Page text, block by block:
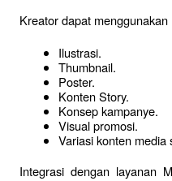
Kreator dapat
Ilustrasi.
Thumbnail.
Poster.
Konten Story.
Konsep kampanye.
Visual promosi.
Variasi konten media
Integrasi dengan layanan